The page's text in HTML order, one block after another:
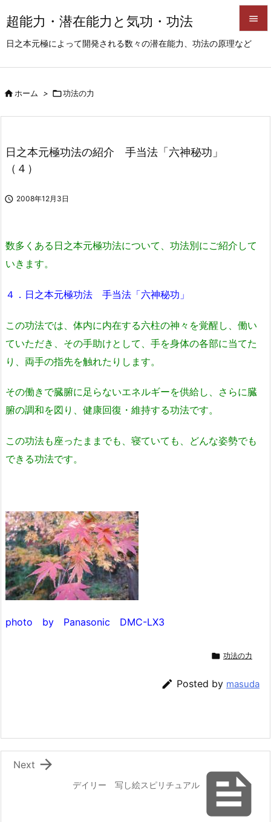
超能力・潜在能力と気功・功法
日之本元極によって開発される数々の潜在能力、功法の原理など


前へ
ホーム > 功法の力
日之本元極功法の紹介 手当法「六神秘功」
（４）
 2008年12月3日
数多くある日之本元極功法について、功法別にご紹介して
いきます。
４．日之本元極功法 手当法「六神秘功」
この功法では、体内に内在する六柱の神々を覚醒し、働い
ていただき、その手助けとして、手を身体の各部に当てた
り、両手の指先を触れたりします。
その働きで臓腑に足らないエネルギーを供給し、さらに臓
腑の調和を図り、健康回復・維持する功法です。
この功法も座ったままでも、寝ていても、どんな姿勢でも
できる功法です。
photo by Panasonic DMC-LX3
 功法の力
 Posted by masuda

デイリー 写し絵スピリチュアル

Next